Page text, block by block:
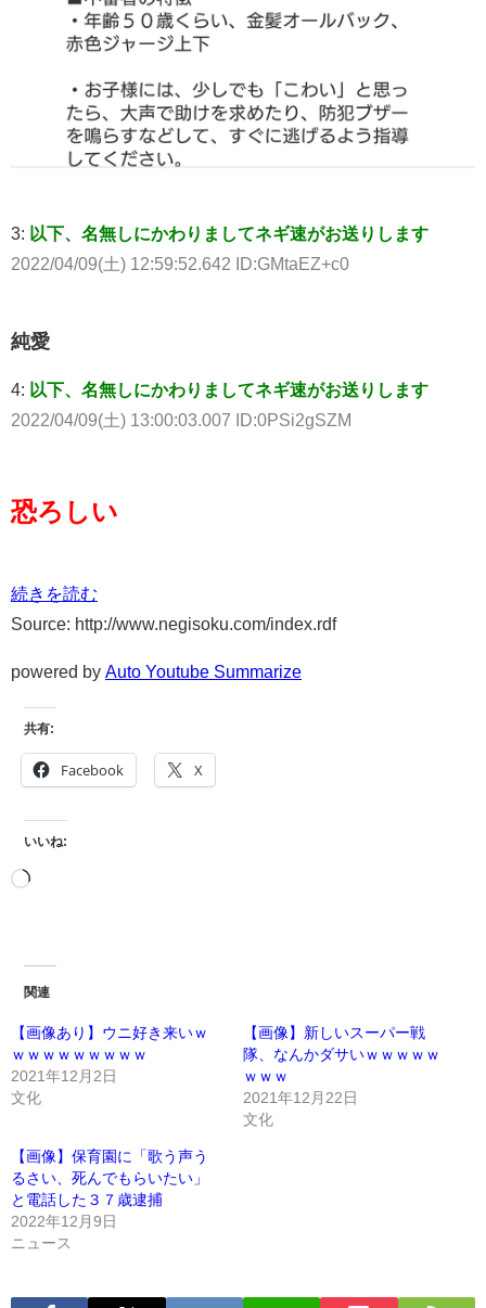
3: 以下、名無しにかわりましてネギ速がお送りします
2022/04/09(土) 12:59:52.642 ID:GMtaEZ+c0
純愛
4: 以下、名無しにかわりましてネギ速がお送りします
2022/04/09(土) 13:00:03.007 ID:0PSi2gSZM
恐ろしい
続きを読む
Source: http://www.negisoku.com/index.rdf
powered by Auto Youtube Summarize
共有:
Facebook X
いいね:
関連
【画像あり】ウニ好き来いｗ
ｗｗｗｗｗｗｗｗｗ
2021年12月2日
文化
【画像】新しいスーパー戦
隊、なんかダサいｗｗｗｗｗ
ｗｗｗ
2021年12月22日
文化
【画像】保育園に「歌う声う
るさい、死んでもらいたい」
と電話した３７歳逮捕
2022年12月9日
ニュース